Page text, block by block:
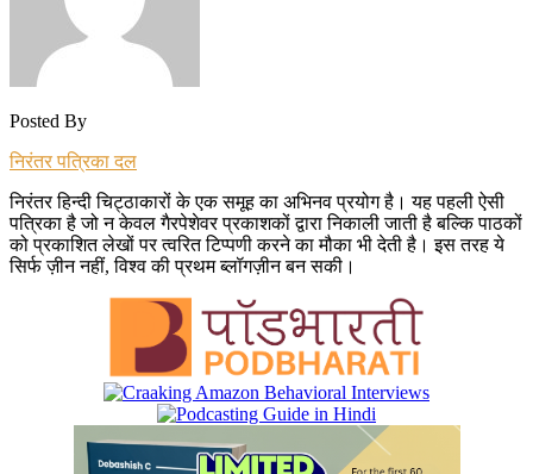
Posted By
निरंतर पत्रिका दल
निरंतर हिन्दी चिट्ठाकारों के एक समूह का अभिनव प्रयोग है। यह पहली ऐसी
पत्रिका है जो न केवल गैरपेशेवर प्रकाशकों द्वारा निकाली जाती है बल्कि पाठकों
को प्रकाशित लेखों पर त्वरित टिप्पणी करने का मौका भी देती है। इस तरह ये
सिर्फ ज़ीन नहीं, विश्व की प्रथम ब्लॉगज़ीन बन सकी।